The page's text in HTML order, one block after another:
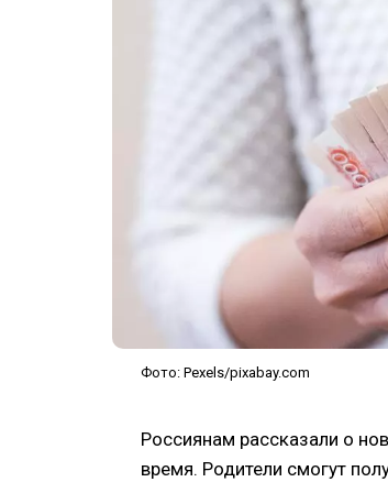
Фото: Pexels/pixabay.com
Россиянам рассказали о
время. Родители смогут